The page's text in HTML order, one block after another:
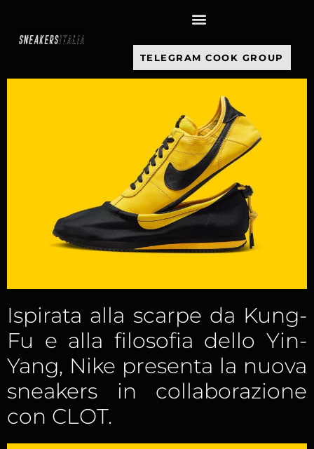
TELEGRAM COOK GROUP
Ispirata alla scarpe da Kung-
Fu e alla filosofia dello Yin-
Yang, Nike presenta la nuova
sneakers in collaborazione
con CLOT.